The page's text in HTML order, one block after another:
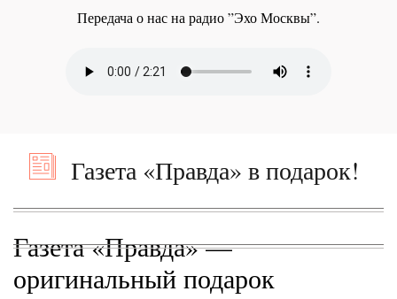
Передача о нас на радио ”Эхо Москвы”.
Газета «Правда» в подарок!
Газета «Правда» —
оригинальный подарок